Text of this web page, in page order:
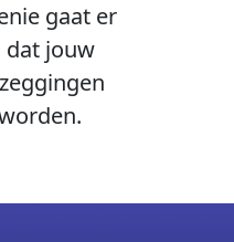
gaat er
dat jouw